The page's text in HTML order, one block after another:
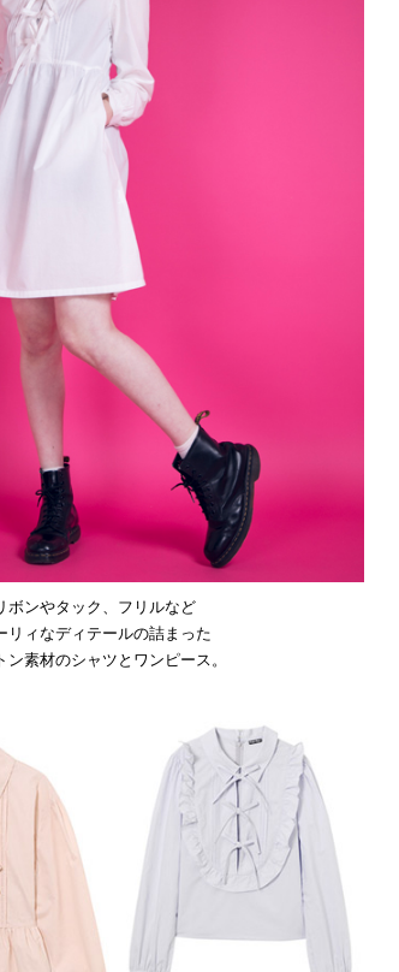
ボンやタック、フリルなど
リィなディテールの詰まった
ン素材のシャツとワンピース。